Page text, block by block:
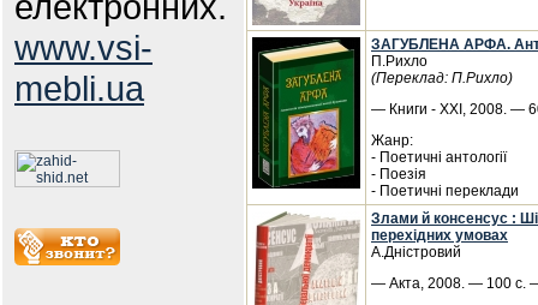
www.vsi-
mebli.ua
ЗАГУБЛЕНА АРФА.
П.Рихло
(Переклад: П.Рихло)
— Книги - ХХІ, 2008. —
Жанр:
- Поетичні антології
- Поезія
- Поетичні переклади
Злами й консенсус :
перехідних умовах
А.Дністровий
— Акта, 2008. — 100 с.